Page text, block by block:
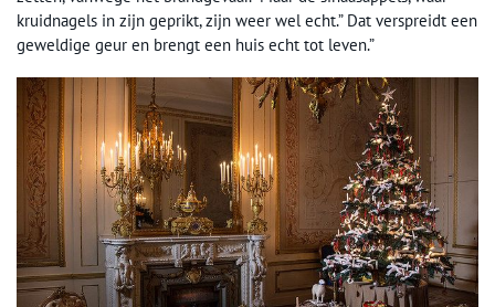
kruidnagels in zijn geprikt, zijn weer wel echt.” Dat verspreidt een
geweldige geur en brengt een huis echt tot leven.”